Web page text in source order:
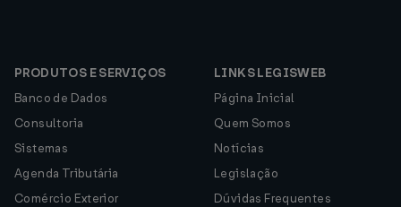
PRODUTOS E SERVIÇOS
Banco de Dados
Consultoria
Sistemas
Agenda Tributária
Comércio Exterior
LINKS LEGISWEB
Página Inicial
Quem Somos
Notícias
Legislação
Dúvidas Frequentes